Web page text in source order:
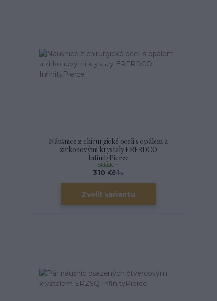
Náušnice z chirurgické oceli s opálem a
zirkonovými krystaly ERFRDCO
InfinityPierce
310 Kč/ks
Skladem
Zvolit variantu